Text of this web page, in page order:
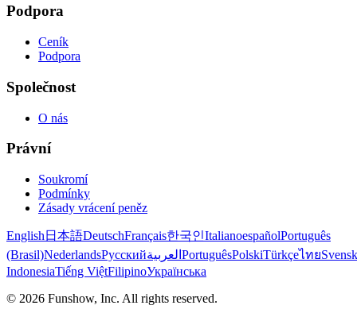
Podpora
Ceník
Podpora
Společnost
O nás
Právní
Soukromí
Podmínky
Zásady vrácení peněz
English 日本語DeutschFrançais한국인ItalianoespañolPortuguês
(Brasil)NederlandsРусскийالعربية PortuguêsPolskiTürkçeไทย
IndonesiaTiếng ViệtFilipinoУкраїнська
© 2026 Funshow, Inc. All rights reserved.